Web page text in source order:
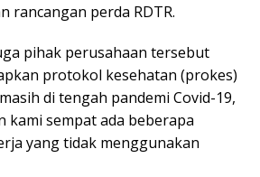
rancangan perda RDTR.
pihak perusahaan tersebut
protokol kesehatan (prokes)
di tengah pandemi Covid-19,
kami sempat ada beberapa
yang tidak menggunakan